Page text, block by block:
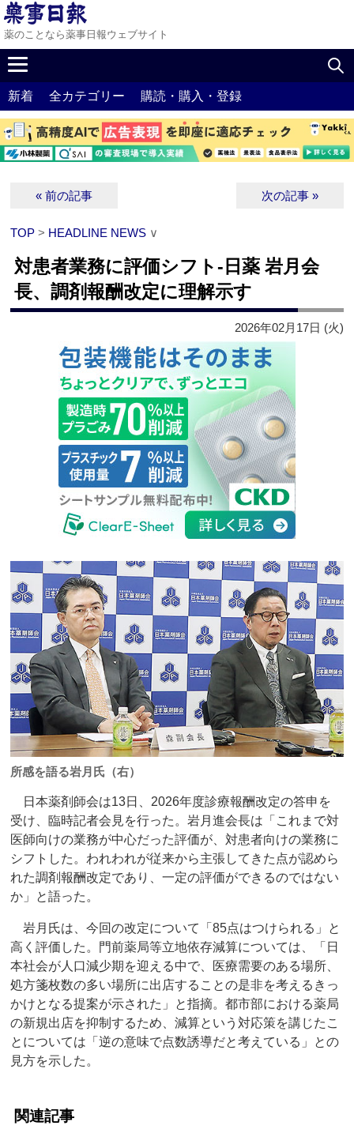
薬のことなら薬事日報ウェブサイト
新着 全カテゴリー 購読・購入・登録
« 前の記事 次の記事 »
TOP > HEADLINE NEWS ∨
対患者業務に評価シフト‐日薬 岩月会
長、調剤報酬改定に理解示す
2026年02月17日 (火)
所感を語る岩月氏（右）
日本薬剤師会は13日、2026年度診療報酬改定の答申を
受け、臨時記者会見を行った。岩月進会長は「これまで対
医師向けの業務が中心だった評価が、対患者向けの業務に
シフトした。われわれが従来から主張してきた点が認めら
れた調剤報酬改定であり、一定の評価ができるのではない
か」と語った。
岩月氏は、今回の改定について「85点はつけられる」と
高く評価した。門前薬局等立地依存減算については、「日
本社会が人口減少期を迎える中で、医療需要のある場所、
処方箋枚数の多い場所に出店することの是非を考えるきっ
かけとなる提案が示された」と指摘。都市部における薬局
の新規出店を抑制するため、減算という対応策を講じたこ
とについては「逆の意味で点数誘導だと考えている」との
見方を示した。
関連記事